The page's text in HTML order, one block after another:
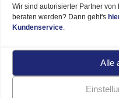
Wir sind autorisierter Partner
beraten werden? Dann geht's
Kundenservice
Alle